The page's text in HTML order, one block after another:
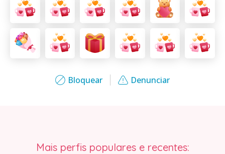
Bloquear Denunciar
Mais perfis populares e recentes: